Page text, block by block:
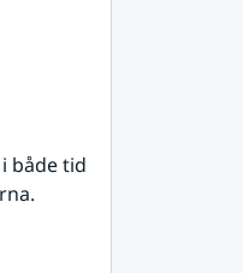
både tid